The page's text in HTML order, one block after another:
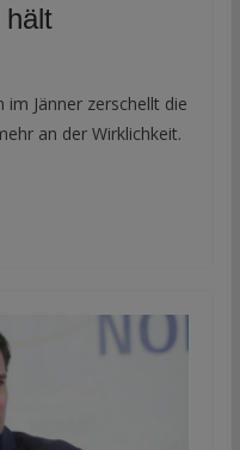
hält
Jänner zerschellt die
an der Wirklichkeit.